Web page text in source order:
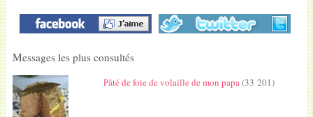
Messages les plus consultés
Pâté de foie de volaille de mon papa(33 201)